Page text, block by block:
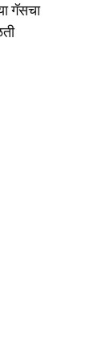
गॅसचा